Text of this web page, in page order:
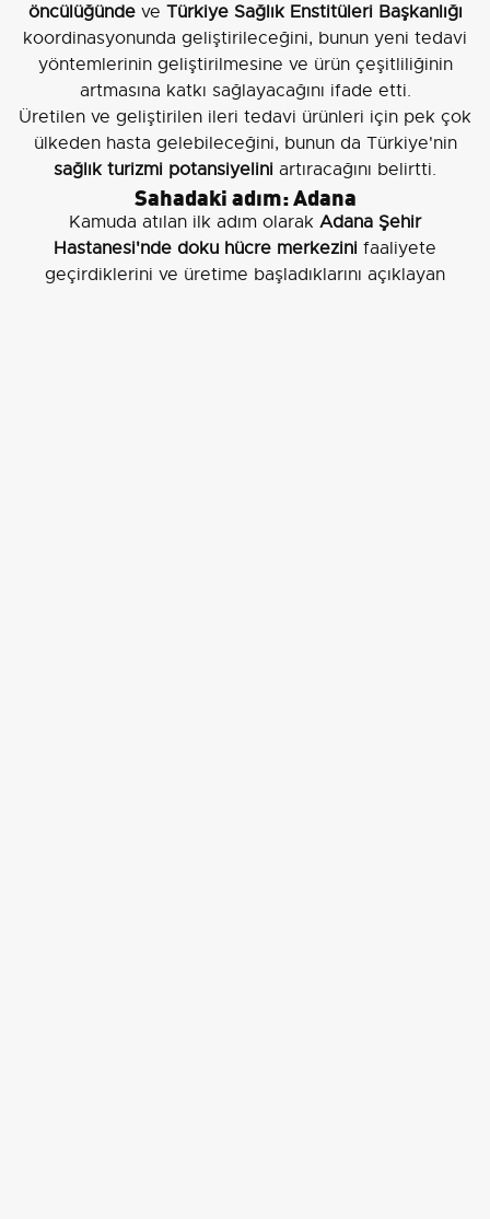
öncülüğündeve Türkiye Sağlık Enstitüleri Başkanlığı
koordinasyonunda geliştirileceğini, bunun yeni tedavi
yöntemlerinin geliştirilmesine ve ürün çeşitliliğinin
artmasına katkı sağlayacağını ifade etti.
Üretilen ve geliştirilen ileri tedavi ürünleri için pek çok
ülkeden hasta gelebileceğini, bunun da Türkiye'nin
sağlık turizmi potansiyelini artıracağını belirtti.
Sahadaki adım: Adana
Kamuda atılan ilk adım olarak Adana Şehir
Hastanesi'nde doku hücre merkezini faaliyete
geçirdiklerini ve üretime başladıklarını açıklayan